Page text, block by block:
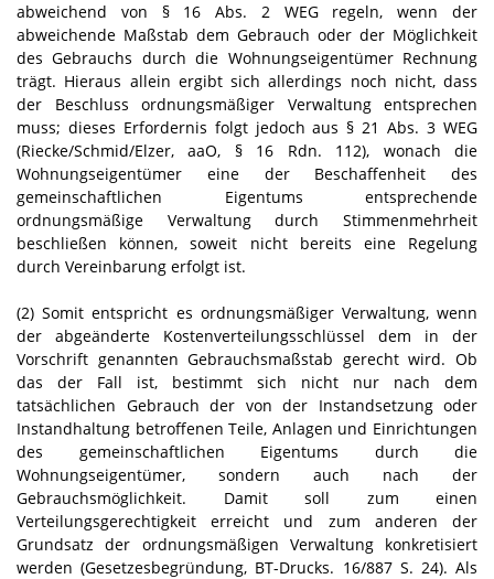
abweichend von § 16 Abs. 2 WEG regeln, wenn der
abweichende Maßstab dem Gebrauch oder der Möglichkeit
des Gebrauchs durch die Wohnungseigentümer Rechnung
trägt. Hieraus allein ergibt sich allerdings noch nicht, dass
der Beschluss ordnungsmäßiger Verwaltung entsprechen
muss; dieses Erfordernis folgt jedoch aus § 21 Abs. 3 WEG
(Riecke/Schmid/Elzer, aaO, § 16 Rdn. 112), wonach die
Wohnungseigentümer eine der Beschaffenheit des
gemeinschaftlichen Eigentums entsprechende
ordnungsmäßige Verwaltung durch Stimmenmehrheit
beschließen können, soweit nicht bereits eine Regelung
durch Vereinbarung erfolgt ist.
(2) Somit entspricht es ordnungsmäßiger Verwaltung, wenn
der abgeänderte Kostenverteilungsschlüssel dem in der
Vorschrift genannten Gebrauchsmaßstab gerecht wird. Ob
das der Fall ist, bestimmt sich nicht nur nach dem
tatsächlichen Gebrauch der von der Instandsetzung oder
Instandhaltung betroffenen Teile, Anlagen und Einrichtungen
des gemeinschaftlichen Eigentums durch die
Wohnungseigentümer, sondern auch nach der
Gebrauchsmöglichkeit. Damit soll zum einen
Verteilungsgerechtigkeit erreicht und zum anderen der
Grundsatz der ordnungsmäßigen Verwaltung konkretisiert
werden (Gesetzesbegründung, BT-Drucks. 16/887 S. 24). Als